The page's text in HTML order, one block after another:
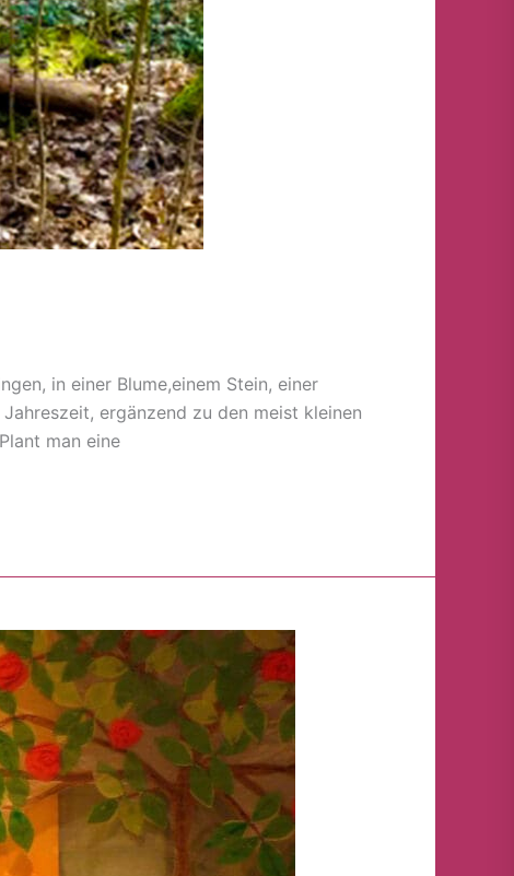
in einer Blume,einem Stein, einer
ergänzend zu den meist kleinen
man eine